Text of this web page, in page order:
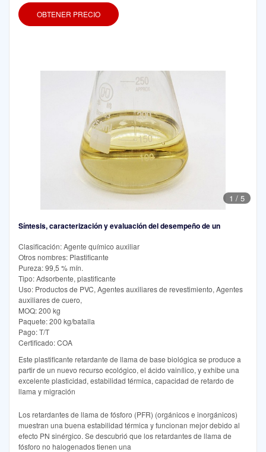
OBTENER PRECIO
1 / 5
Síntesis, caracterización y evaluación del desempeño de un
Clasificación: Agente químico auxiliar
Otros nombres: Plastificante
Pureza: 99,5 % mín.
Tipo: Adsorbente, plastificante
Uso: Productos de PVC, Agentes auxiliares de revestimiento, Agentes
auxiliares de cuero,
MOQ: 200 kg
Paquete: 200 kg/batalla
Pago: T/T
Certificado: COA
Este plastificante retardante de llama de base biológica se produce a
partir de un nuevo recurso ecológico, el ácido vainílico, y exhibe una
excelente plasticidad, estabilidad térmica, capacidad de retardo de
llama y migración
Los retardantes de llama de fósforo (PFR) (orgánicos e inorgánicos)
muestran una buena estabilidad térmica y funcionan mejor debido al
efecto PN sinérgico. Se descubrió que los retardantes de llama de
fósforo no halogenados tienen una